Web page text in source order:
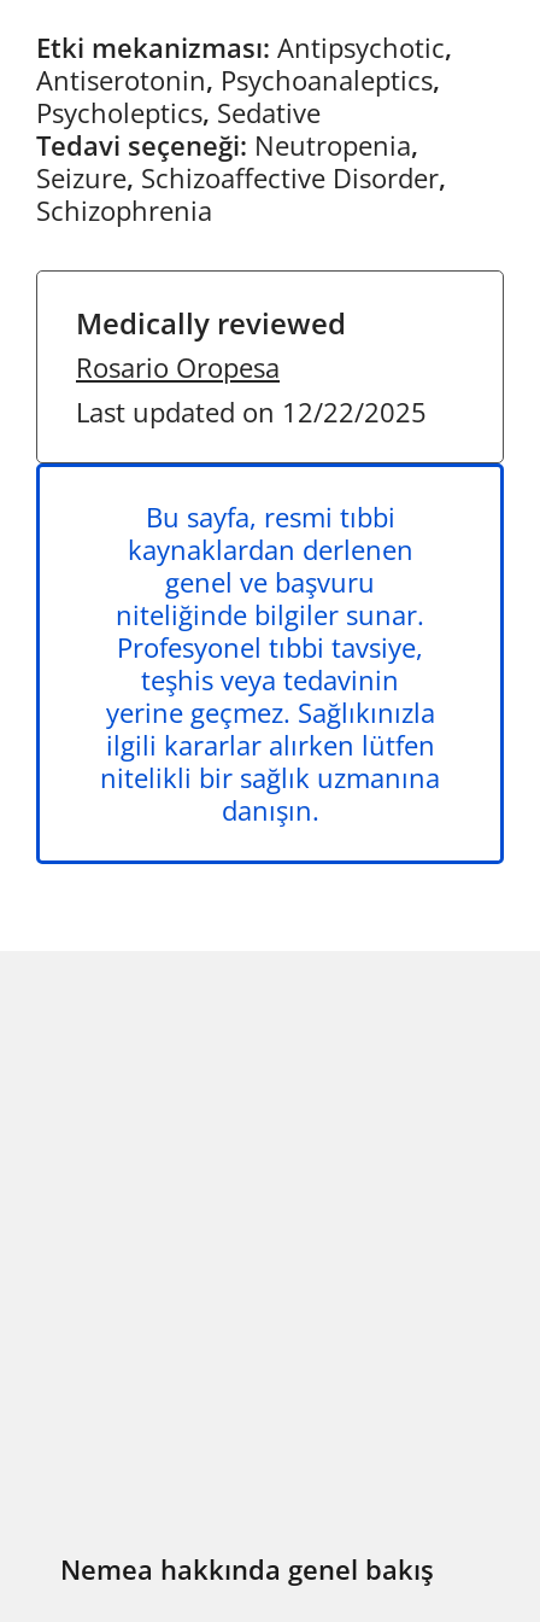
Etki mekanizması: Antipsychotic,
Antiserotonin, Psychoanaleptics,
Psycholeptics, Sedative
Tedavi seçeneği: Neutropenia,
Seizure, Schizoaffective Disorder,
Schizophrenia
Medically reviewed
Rosario Oropesa
Last updated on 12/22/2025
Bu sayfa, resmi tıbbi
kaynaklardan derlenen
genel ve başvuru
niteliğinde bilgiler sunar.
Profesyonel tıbbi tavsiye,
teşhis veya tedavinin
yerine geçmez. Sağlıkınızla
ilgili kararlar alırken lütfen
nitelikli bir sağlık uzmanına
danışın.
Nemea hakkında genel bakış